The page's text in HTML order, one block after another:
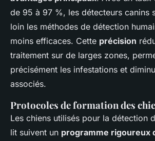
de 95 à 97 %, les détecteurs canins
loin les méthodes de détection
moins efficaces. Cette précision
traitement sur de larges zones,
précisément les infestations et
associés.
Protocoles de formation des
Les chiens utilisés pour la détection
lit suivent un programme rigoureux